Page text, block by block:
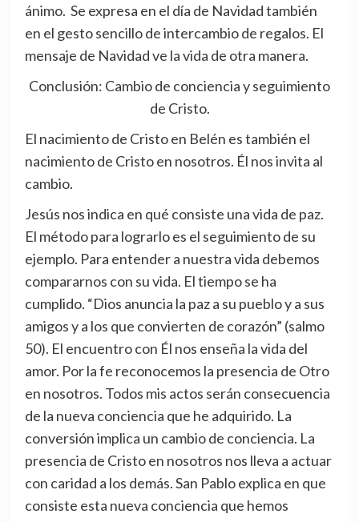
ánimo. Se expresa en el día de Navidad también
en el gesto sencillo de intercambio de regalos. El
mensaje de Navidad ve la vida de otra manera.
Conclusión: Cambio de conciencia y seguimiento
de Cristo.
El nacimiento de Cristo en Belén es también el
nacimiento de Cristo en nosotros. Él nos invita al
cambio.
Jesús nos indica en qué consiste una vida de paz.
El método para lograrlo es el seguimiento de su
ejemplo. Para entender a nuestra vida debemos
compararnos con su vida. El tiempo se ha
cumplido. “Dios anuncia la paz a su pueblo y a sus
amigos y a los que convierten de corazón” (salmo
50). El encuentro con Él nos enseña la vida del
amor. Por la fe reconocemos la presencia de Otro
en nosotros. Todos mis actos serán consecuencia
de la nueva conciencia que he adquirido. La
conversión implica un cambio de conciencia. La
presencia de Cristo en nosotros nos lleva a actuar
con caridad a los demás. San Pablo explica en que
consiste esta nueva conciencia que hemos